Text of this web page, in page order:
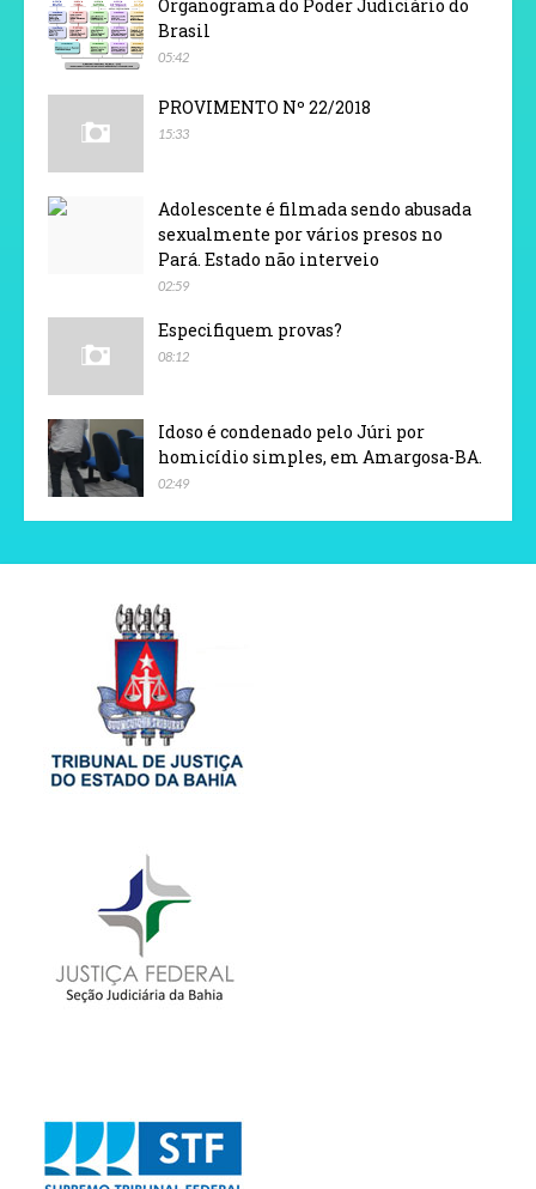
Organograma do Poder Judiciário do
Brasil
05:42
PROVIMENTO Nº 22/2018
15:33
Adolescente é filmada sendo abusada
sexualmente por vários presos no
Pará. Estado não interveio
02:59
Especifiquem provas?
08:12
Idoso é condenado pelo Júri por
homicídio simples, em Amargosa-BA.
02:49